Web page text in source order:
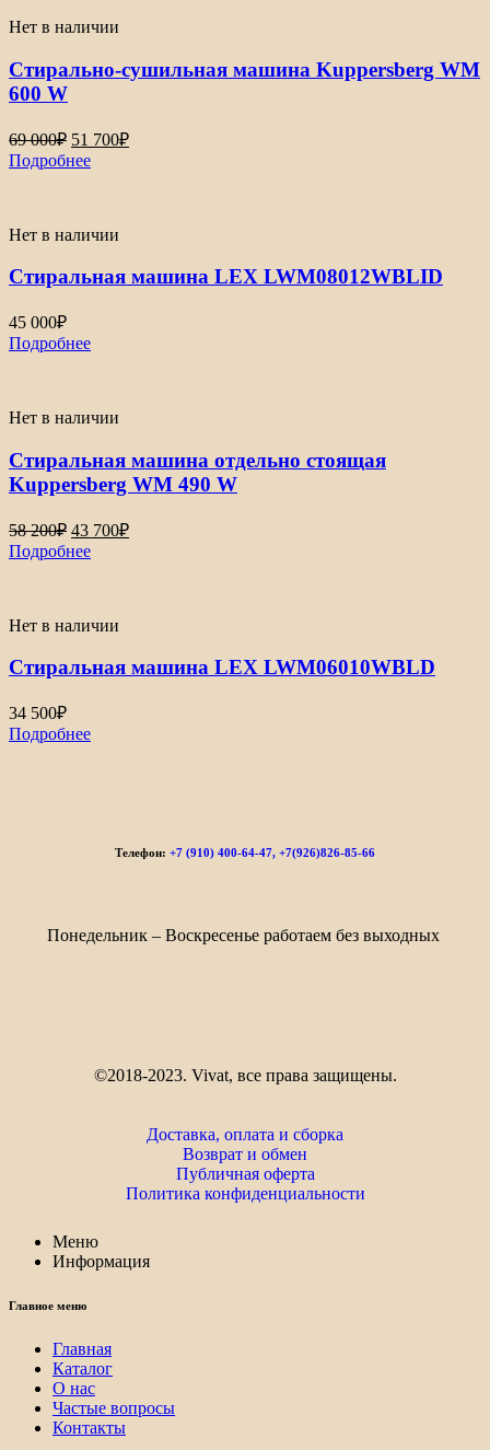
Нет в наличии
Стирально-сушильная машина Kuppersberg WM
600 W
69 000₽ 51 700₽
Подробнее
Нет в наличии
Стиральная машина LEX LWM08012WBLID
45 000₽
Подробнее
Нет в наличии
Стиральная машина отдельно стоящая
Kuppersberg WM 490 W
58 200₽ 43 700₽
Подробнее
Нет в наличии
Стиральная машина LEX LWM06010WBLD
34 500₽
Подробнее
Телефон: +7 (910) 400-64-47, +7(926)826-85-66
Понедельник – Воскресенье работаем без выходных
©2018-2023. Vivat, все права защищены.
Доставка, оплата и сборка
Возврат и обмен
Публичная оферта
Политика конфиденциальности
Меню
Информация
Главное меню
Главная
Каталог
О нас
Частые вопросы
Контакты